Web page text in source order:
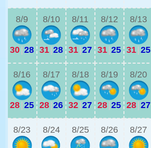
8/9
30 28
8/10
31 28
8/11
31 27
8/12
31 25
8/13
31 25
8/16
28 25
8/17
28 26
8/18
32 27
8/19
28 25
8/20
28 27
8/23 8/24 8/25 8/26 8/27